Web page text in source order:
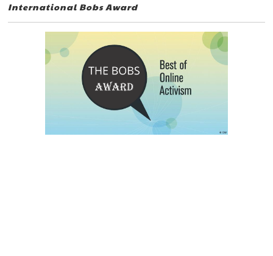
International Bobs Award